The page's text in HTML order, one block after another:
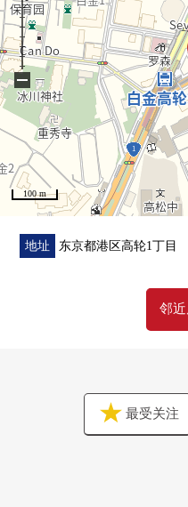
100 m
−
地址 东京都港区高轮1丁目
邻
最受关注